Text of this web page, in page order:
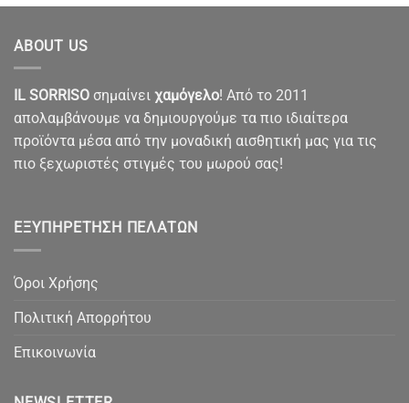
ABOUT US
IL SORRISO σημαίνει χαμόγελο! Από το 2011
απολαμβάνουμε να δημιουργούμε τα πιο ιδιαίτερα
προϊόντα μέσα από την μοναδική αισθητική μας για τις
πιο ξεχωριστές στιγμές του μωρού σας!
ΕΞΥΠΗΡΈΤΗΣΗ ΠΕΛΑΤΏΝ
Όροι Χρήσης
Πολιτική Απορρήτου
Επικοινωνία